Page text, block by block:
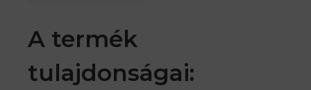
A termék
tulajdonságai: